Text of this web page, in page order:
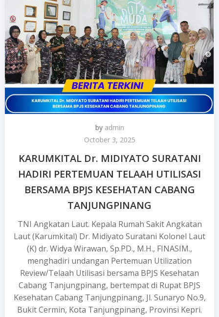
by admin
October 3, 2025
KARUMKITAL Dr. MIDIYATO SURATANI
HADIRI PERTEMUAN TELAAH UTILISASI
BERSAMA BPJS KESEHATAN CABANG
TANJUNGPINANG
TNI Angkatan Laut. Kepala Rumah Sakit Angkatan
Laut (Karumkital) Dr. Midiyato Suratani Kolonel Laut
(K) dr. Widya Wirawan, Sp.PD., M.H., FINASIM.,
menghadiri undangan Pertemuan Utilization
Review/Telaah Utilisasi bersama BPJS Kesehatan
Cabang Tanjungpinang, bertempat di Rupat BPJS
Kesehatan Cabang Tanjungpinang, Jl. Sunaryo No.9,
Bukit Cermin, Kota Tanjungpinang, Provinsi Kepri.